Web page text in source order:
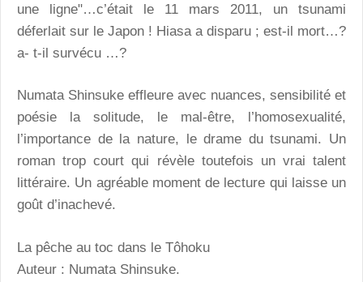
une ligne"…c’était le 11 mars 2011, un tsunami
déferlait sur le Japon ! Hiasa a disparu ; est-il mort…?
a- t-il survécu …?
Numata Shinsuke effleure avec nuances, sensibilité et
poésie la solitude, le mal-être, l’homosexualité,
l’importance de la nature, le drame du tsunami. Un
roman trop court qui révèle toutefois un vrai talent
littéraire. Un agréable moment de lecture qui laisse un
goût d’inachevé.
La pêche au toc dans le Tôhoku
Auteur : Numata Shinsuke.